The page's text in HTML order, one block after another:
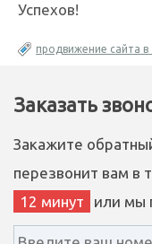
Успехов!
продвижение сайта в
Заказать
Закажите
перезвонит вам в
12 минут
или мы